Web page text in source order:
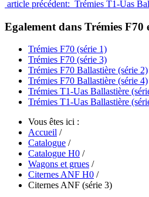
article précédent: Trémies T1-Uas
Egalement dans Trémies F70
Trémies F70 (série 1)
Trémies F70 (série 3)
Trémies F70 Ballastière (série 2)
Trémies F70 Ballastière (série 4)
Trémies T1-Uas Ballastière
Trémies T1-Uas Ballastière
Vous êtes ici :
Accueil /
Catalogue /
Catalogue H0 /
Wagons et grues /
Citernes ANF H0 /
Citernes ANF (série 3)